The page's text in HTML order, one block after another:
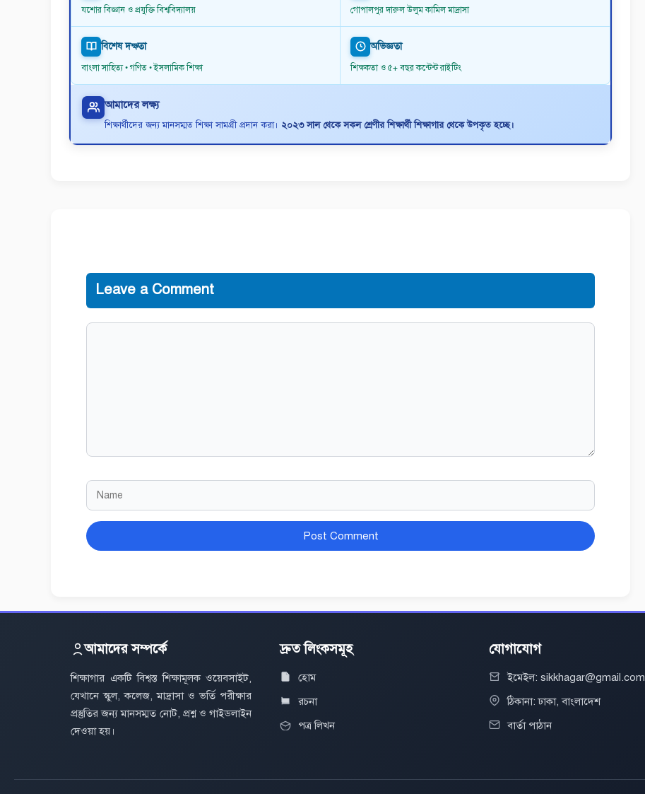
যশোর বিজ্ঞান ও প্রযুক্তি বিশ্ববিদ্যালয় গোপালপুর দারুল উলুম কামিল মাদ্রাসা
বিশেষ দক্ষতা
বাংলা সাহিত্য • গণিত • ইসলামিক শিক্ষা
অভিজ্ঞতা
শিক্ষকতা ও ৫+ বছর কন্টেন্ট রাইটিং
আমাদের লক্ষ্য
শিক্ষার্থীদের জন্য মানসম্মত শিক্ষা সামগ্রী প্রদান করা। ২০২৩ সাল থেকে সকল শ্রেণীর শিক্ষার্থী শিক্ষাগার থেকে উপকৃত হচ্ছে।
Leave a Comment
Comment
Name
Website
আমাদের সম্পর্কে
শিক্ষাগার একটি বিশ্বস্ত শিক্ষামূলক ওয়েবসাইট,
যেখানে স্কুল, কলেজ, মাদ্রাসা ও ভর্তি পরীক্ষার
প্রস্তুতির জন্য মানসম্মত নোট, প্রশ্ন ও গাইডলাইন
দেওয়া হয়।
দ্রুত লিংকসমূহ
হোম
রচনা
পত্র লিখন
যোগাযোগ
ইমেইল: sikkhagar@gmail.com
ঠিকানা: ঢাকা, বাংলাদেশ
বার্তা পাঠান